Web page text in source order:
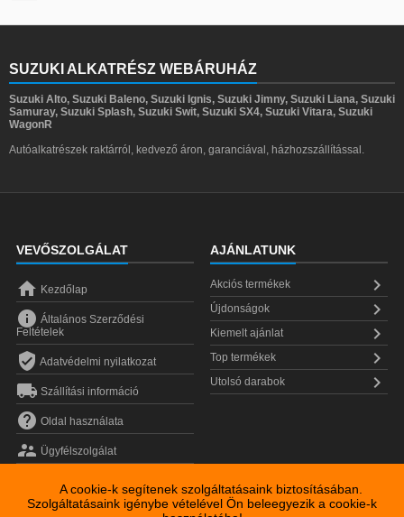
A cookie-k segítenek szolgáltatásaink biztosításában.
Szolgáltatásaink igénybe vételével Ön beleegyezik a cookie-k
SUZUKI ALKATRÉSZ WEBÁRUHÁZ
Suzuki Alto, Suzuki Baleno, Suzuki Ignis, Suzuki Jimny, Suzuki Liana, Suzuki
Samuray, Suzuki Splash, Suzuki Swit, Suzuki SX4, Suzuki Vitara, Suzuki
WagonR
Autóalkatrészek raktárról, kedvező áron, garanciával, házhozszállítással.
VEVŐSZOLGÁLAT
 Kezdőlap
 Általános Szerződési
Feltételek
 Adatvédelmi nyilatkozat
 Szállítási információ
 Oldal használata
 Ügyfélszolgálat
AJÁNLATUNK
Akciós termékek 
Újdonságok 
Kiemelt ajánlat 
Top termékek 
Utolsó darabok 